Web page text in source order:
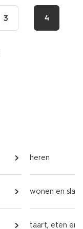
3 4
heren
wonen en
taart, eten en